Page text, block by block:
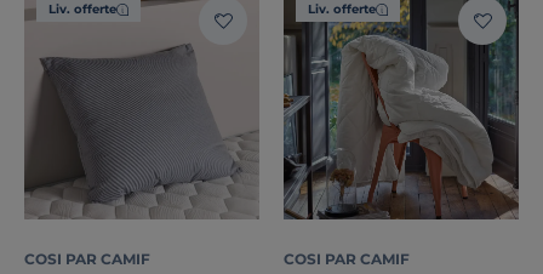
Liv. offerte
COSI PAR CAMIF
Liv. offerte
COSI PAR CAMIF